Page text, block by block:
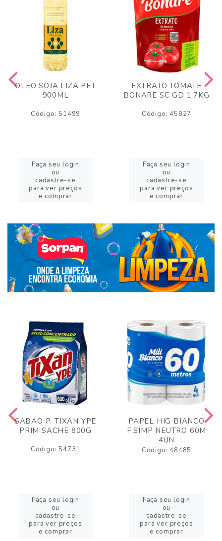
OLEO SOJA LIZA PET
900ML
Código: 51499
Faça seu login
ou
cadastre-se
para ver preços
e comprar
EXTRATO TOMATE
BONARE SC GD 1,7KG
Código: 45827
Faça seu login
ou
cadastre-se
para ver preços
e comprar
SABAO P. TIXAN YPE
PRIM SACHE 800G
Código: 54731
Faça seu login
ou
cadastre-se
para ver preços
e comprar
PAPEL HIG BIANCO
F.SIMP NEUTRO 60M
4UN
Código: 48485
Faça seu login
ou
cadastre-se
para ver preços
e comprar